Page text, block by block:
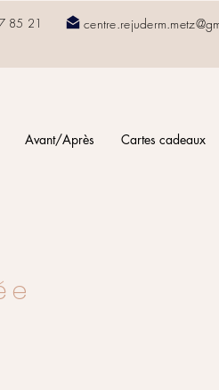
85 21
Avant/Après Cartes cadeaux